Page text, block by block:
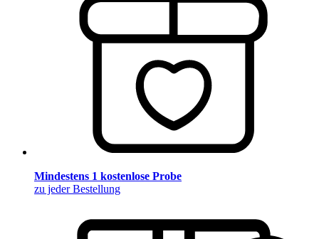
Mindestens 1 kostenlose Probe
zu jeder Bestellung